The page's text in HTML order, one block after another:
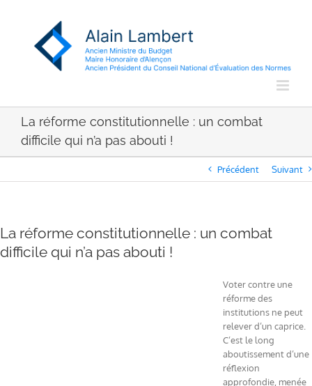
La réforme constitutionnelle : un combat
difficile qui n’a pas abouti !
Précédent Suivant
La réforme constitutionnelle : un combat
difficile qui n’a pas abouti !
Voter contre une
réforme des
institutions ne peut
relever d’un caprice.
C’est le long
aboutissement d’une
réflexion
approfondie, menée